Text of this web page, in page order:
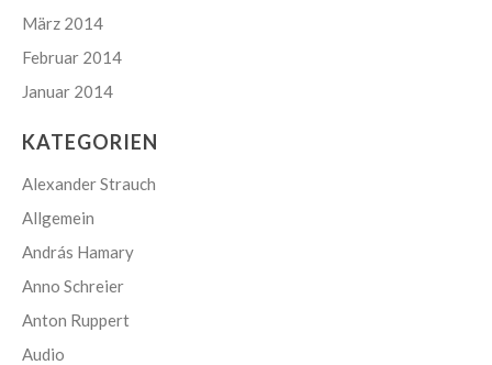
März 2014
Februar 2014
Januar 2014
KATEGORIEN
Alexander Strauch
Allgemein
András Hamary
Anno Schreier
Anton Ruppert
Audio